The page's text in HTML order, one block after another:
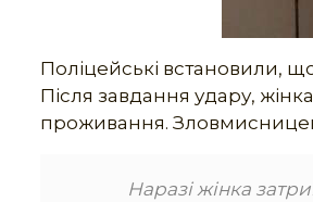
Поліцейські встановили,
Після завдання удару,
проживання.
Наразі жінка